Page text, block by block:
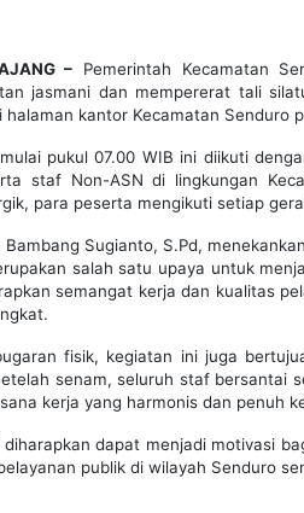
– Pemerintah Kecamatan
jasmani dan mempererat tali
halaman kantor Kecamatan Senduro
pukul 07.00 WIB ini diikuti
staf Non-ASN di lingkungan
para peserta mengikuti setiap
Bambang Sugianto, S.Pd,
salah satu upaya untuk
semangat kerja dan kualitas
fisik, kegiatan ini juga
senam, seluruh staf bersantai
kerja yang harmonis dan penuh
dapat menjadi motivasi
publik di wilayah Senduro